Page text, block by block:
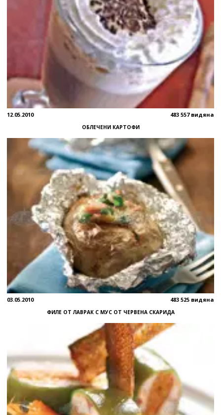
12.05.2010 483 557 видяна
ОБЛЕЧЕНИ КАРТОФИ
03.05.2010 483 525 видяна
ФИЛЕ ОТ ЛАВРАК С МУС ОТ ЧЕРВЕНА СКАРИДА